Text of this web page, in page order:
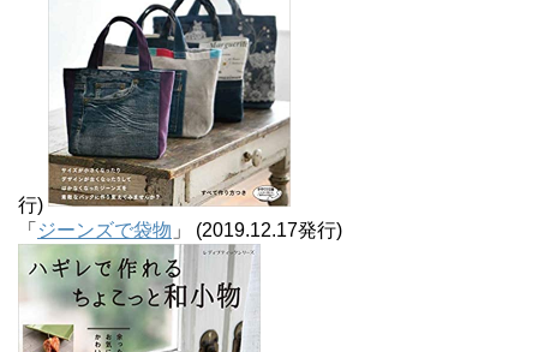
行)
「 ジーンズで袋物 」 (2019.12.17発行)